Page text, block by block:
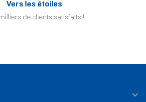
Vers les étoiles
de clients satisfaits !
